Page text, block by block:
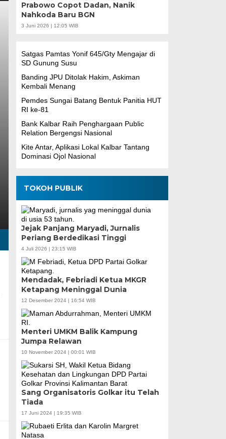
Prabowo Copot Dadan, Nanik
Nahkoda Baru BGN
3 Juni 2026 | 12:05 WIB
Satgas Pamtas Yonif 645/Gty Mengajar di
SD Gunung Susu
Banding JPU Ditolak Hakim, Askiman
Kembali Menang
Pemdes Sungai Batang Bentuk Panitia HUT
RI ke-81
Bank Kalbar Raih Penghargaan Public
Relation Bergengsi Nasional
Kite Antar, Aplikasi Lokal Kalbar Tantang
Dominasi Ojol Nasional
TOKOH PUBLIK
Jejak Panjang Maryadi, Jurnalis
Periang Berdedikasi Tinggi
4 Juli 2026 | 23:15 WIB
Mendadak, Febriadi Ketua MKGR
Ketapang Meninggal Dunia
12 Desember 2024 | 16:54 WIB
Menteri UMKM Balik Kampung
Jumpa Relawan
10 November 2024 | 00:01 WIB
Sang Organisatoris Golkar itu Telah
Tiada
17 Juni 2024 | 19:35 WIB